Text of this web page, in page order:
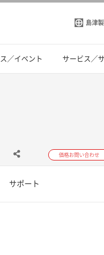
島津
／イベント サービス／
価格お問い合わせ
サポート